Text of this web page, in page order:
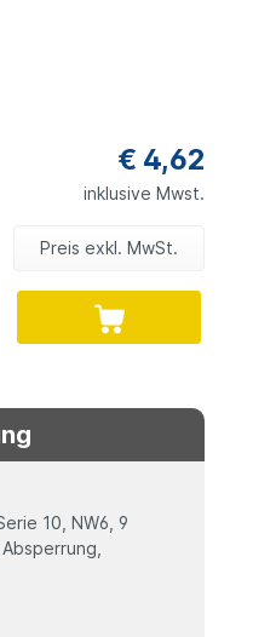
€ 4,62
inklusive Mwst.
Preis exkl. MwSt.
10, NW6, 9